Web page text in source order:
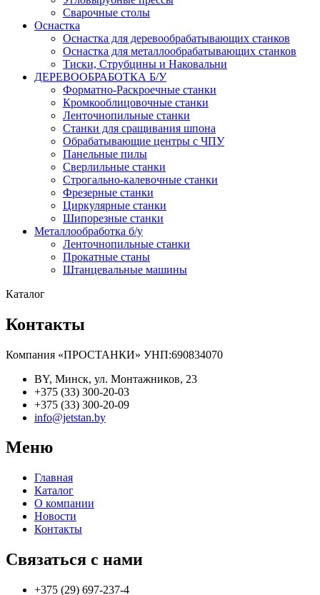
Сварочные столы
Оснастка
Оснастка для деревообрабатывающих станков
Оснастка для металлообрабатывающих станков
Тиски, Струбцины и Наковальни
ДЕРЕВООБРАБОТКА Б/У
Форматно-Раскроечные станки
Кромкооблицовочные станки
Ленточнопильные станки
Станки для сращивания шпона
Обрабатывающие центры с ЧПУ
Панельные пилы
Сверлильные станки
Строгально-калевочные станки
Фрезерные станки
Циркулярные станки
Шипорезные станки
Металлообработка б/у
Ленточнопильные станки
Прокатные станы
Штанцевальные машины
Каталог
Контакты
Компания «ПРОСТАНКИ» УНП:690834070
BY, Минск, ул. Монтажников, 23
+375 (33) 300-20-03
+375 (33) 300-20-09
info@jetstan.by
Меню
Главная
Каталог
О компании
Новости
Контакты
Связаться с нами
+375 (29) 697-237-4